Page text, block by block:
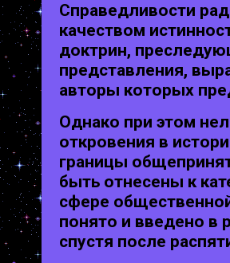
Справедливости
качеством
доктрин,
представления,
авторы которых
Однако при этом
откровения в
границы
быть отнесены к
сфере
понято и введено в
спустя после